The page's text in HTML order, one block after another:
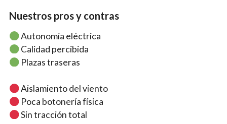
Nuestros pros y contras
Autonomía eléctrica
Calidad percibida
Plazas traseras
Aislamiento del viento
Poca botonería física
Sin tracción total